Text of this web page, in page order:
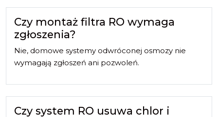
Czy montaż filtra RO wymaga
zgłoszenia?
Nie, domowe systemy odwróconej osmozy nie
wymagają zgłoszeń ani pozwoleń.
Czy system RO usuwa chlor i